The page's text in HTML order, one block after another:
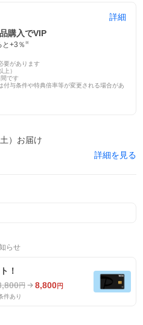
詳細
購入でVIP
と+3 ％ ※
要があります
）
です
付与条件や特典倍率等が変更される場合があ
）お届け
詳細を見る
らせ
！
円 8,800円
件あり